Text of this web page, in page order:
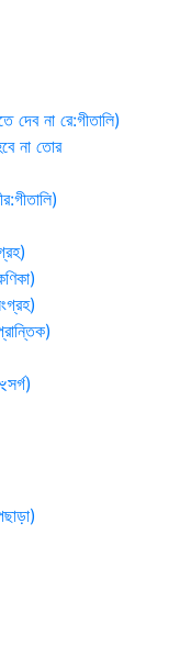
দেব না রে:গীতালি)
না তোর